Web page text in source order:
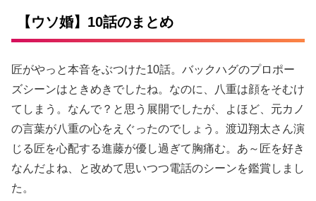
【ウソ婚】10話のまとめ
匠がやっと本音をぶつけた10話。バックハグのプロポー
ズシーンはときめきでしたね。なのに、八重は顔をそむけ
てしまう。なんで？と思う展開でしたが、よほど、元カノ
の言葉が八重の心をえぐったのでしょう。渡辺翔太さん演
じる匠を心配する進藤が優し過ぎて胸痛む。あ～匠を好き
なんだよね、と改めて思いつつ電話のシーンを鑑賞しまし
た。